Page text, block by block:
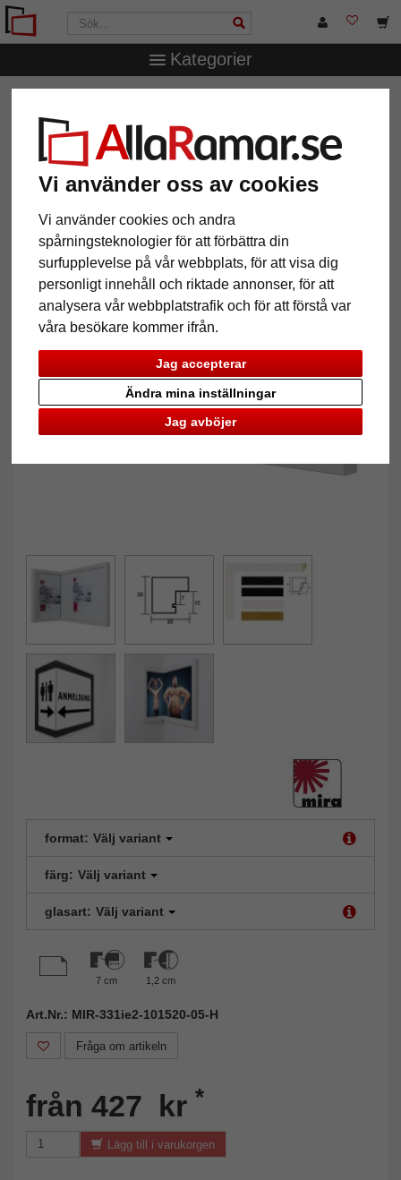
Vi använder oss av cookies
Vi använder cookies och andra
spårningsteknologier för att förbättra din
surfupplevelse på vår webbplats, för att visa dig
personligt innehåll och riktade annonser, för att
analysera vår webbplatstrafik och för att förstå var
våra besökare kommer ifrån.
Jag accepterar
Jag avböjer
Ändra mina inställningar
Kategorier
smal
Hörnram 2:1, smal
Tillbaka
format: Välj variant
färg: Välj variant
glasart: Välj variant
7 cm 1,2 cm
Art.Nr.: MIR-331ie2-101520-05-H
Fråga om artikeln
från 427 kr *
Lägg till i varukorgen